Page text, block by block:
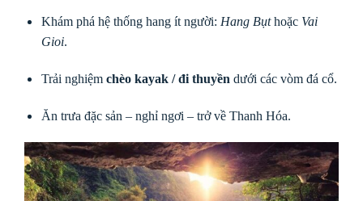
Khám phá hệ thống hang ít người: Hang Bụthoặc Vai
Gioi.
Trải nghiệm chèo kayak / đi thuyền dưới các vòm đá cổ.
Ăn trưa đặc sản – nghỉ ngơi – trở về Thanh Hóa.